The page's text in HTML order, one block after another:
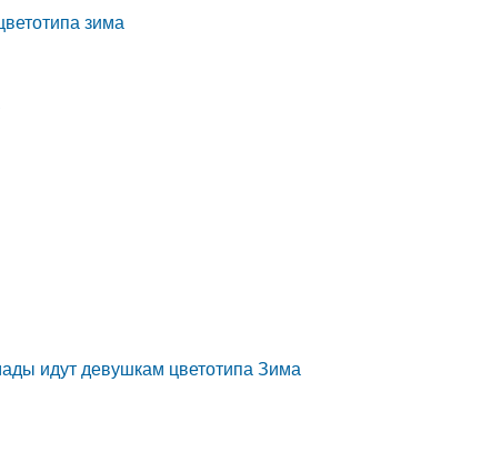
зима
идут девушкам цветотипа Зима